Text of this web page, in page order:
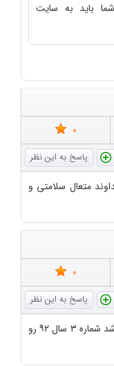
باید به سایت
0
متعال سلامتی و
0
سلام میخواستم بدونم چجور میتونم مجله رشد شماره ۳ سال ۹۲ رو